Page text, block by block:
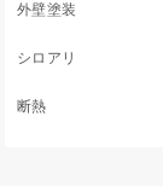
外壁塗装
シロアリ
断熱